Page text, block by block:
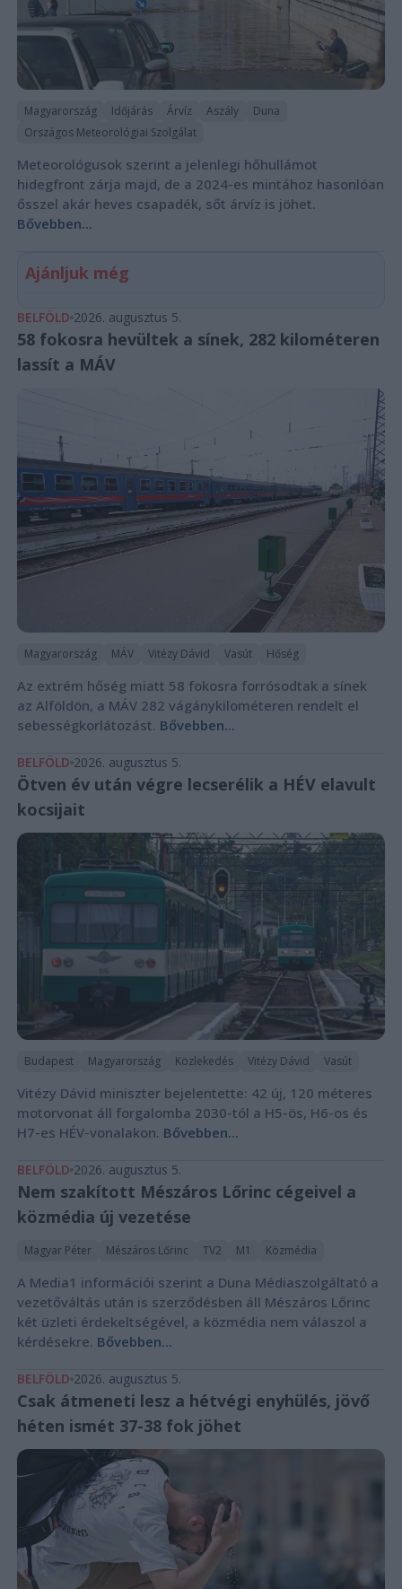
Magyarország Időjárás Árvíz Aszály
Duna
Országos Meteorológiai Szolgálat
Meteorológusok szerint a jelenlegi hőhullámot
hidegfront zárja majd, de a 2024-es mintához hasonlóan
ősszel akár heves csapadék, sőt árvíz is jöhet.
Bővebben...
Ajánljuk még
BELFÖLD 2026. augusztus 5.
58 fokosra hevültek a sínek, 282 kilométeren
lassít a MÁV
Magyarország MÁV Vitézy Dávid Vasút Hőség
Az extrém hőség miatt 58 fokosra forrósodtak a sínek
az Alföldön, a MÁV 282 vágánykilométeren rendelt el
sebességkorlátozást. Bővebben...
BELFÖLD 2026. augusztus 5.
Ötven év után végre lecserélik a HÉV elavult
kocsijait
Budapest Magyarország Közlekedés Vitézy Dávid Vasút
Vitézy Dávid miniszter bejelentette: 42 új, 120 méteres
motorvonat áll forgalomba 2030-tól a H5-ös, H6-os és
H7-es HÉV-vonalakon. Bővebben...
BELFÖLD 2026. augusztus 5.
Nem szakított Mészáros Lőrinc cégeivel a
közmédia új vezetése
Magyar Péter Mészáros Lőrinc TV2 M1 Közmédia
A Media1 információi szerint a Duna Médiaszolgáltató a
vezetőváltás után is szerződésben áll Mészáros Lőrinc
két üzleti érdekeltségével, a közmédia nem válaszol a
kérdésekre. Bővebben...
BELFÖLD 2026. augusztus 5.
Csak átmeneti lesz a hétvégi enyhülés, jövő
héten ismét 37-38 fok jöhet